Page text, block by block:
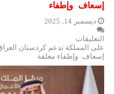
إسعاف وإطفاء
ديسمبر 14, 2025
التعليقات
على المملكة تدعم كردستان
إسعاف وإطفاء مغلقة